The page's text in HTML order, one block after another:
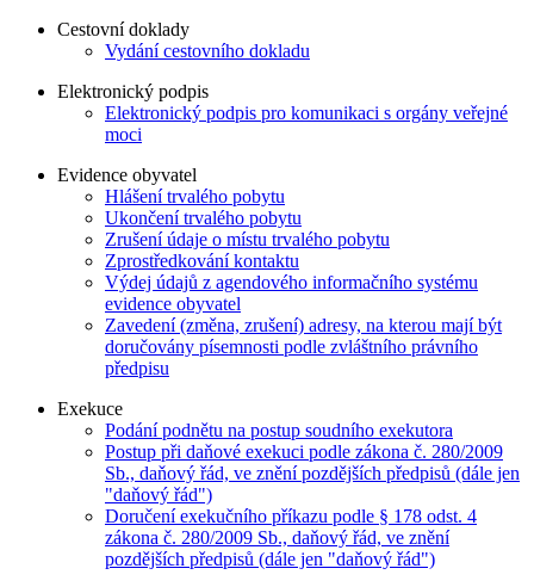
Cestovní doklady
Vydání cestovního dokladu
Elektronický podpis
Elektronický podpis pro komunikaci s orgány veřejné
moci
Evidence obyvatel
Hlášení trvalého pobytu
Ukončení trvalého pobytu
Zrušení údaje o místu trvalého pobytu
Zprostředkování kontaktu
Výdej údajů z agendového informačního systému
evidence obyvatel
Zavedení (změna, zrušení) adresy, na kterou mají být
doručovány písemnosti podle zvláštního právního
předpisu
Exekuce
Podání podnětu na postup soudního exekutora
Postup při daňové exekuci podle zákona č. 280/2009
Sb., daňový řád, ve znění pozdějších předpisů (dále jen
"daňový řád")
Doručení exekučního příkazu podle § 178 odst. 4
zákona č. 280/2009 Sb., daňový řád, ve znění
pozdějších předpisů (dále jen "daňový řád")